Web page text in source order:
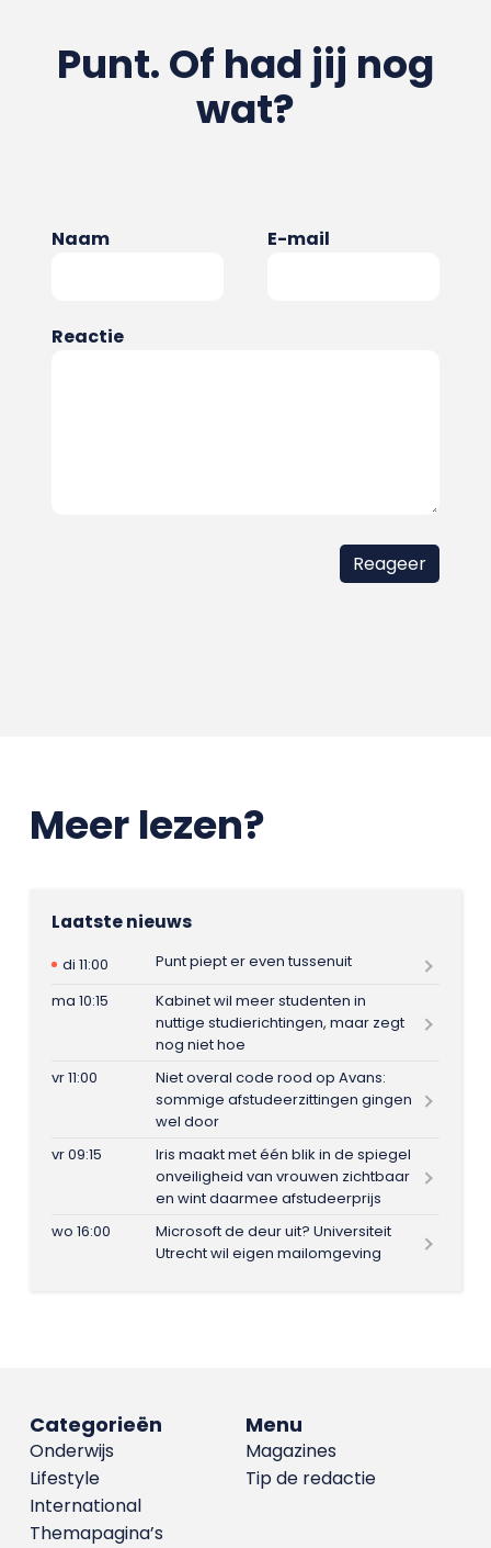
Punt. Of had jij nog
wat?
Naam E-mail
Reactie
Meer lezen?
Laatste nieuws
di 11:00
Punt piept er even tussenuit
ma 10:15
Kabinet wil meer studenten in
nuttige studierichtingen, maar zegt
nog niet hoe
vr 11:00
Niet overal code rood op Avans:
sommige afstudeerzittingen gingen
wel door
vr 09:15
Iris maakt met één blik in de spiegel
onveiligheid van vrouwen zichtbaar
en wint daarmee afstudeerprijs
wo 16:00
Microsoft de deur uit? Universiteit
Utrecht wil eigen mailomgeving
Menu
Magazines
Tip de redactie
Categorieën
Onderwijs
Lifestyle
International
Themapagina’s